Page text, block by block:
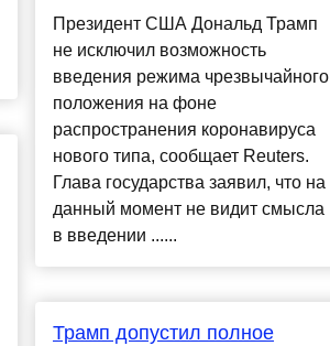
Президент США Дональд Трамп
не исключил возможность
введения режима чрезвычайного
положения на фоне
распространения коронавируса
нового типа, сообщает Reuters.
Глава государства заявил, что на
данный момент не видит смысла
в введении ......
Трамп допустил полное